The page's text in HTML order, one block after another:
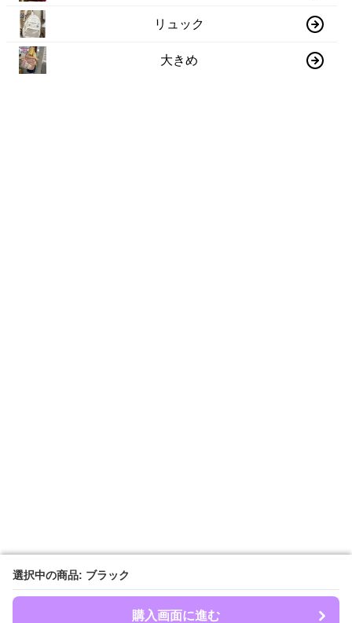
選択中の商品: ブラック
購入画面に進む
選択中の商品: ブラック
購入画面に進む
リュック
大きめ